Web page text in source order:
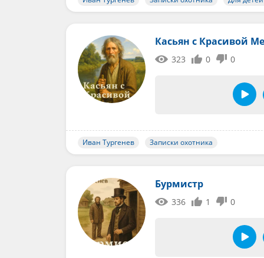
Касьян с Красивой
323 0 0
Иван Тургенев Записки охотника
Бурмистр
336 1 0